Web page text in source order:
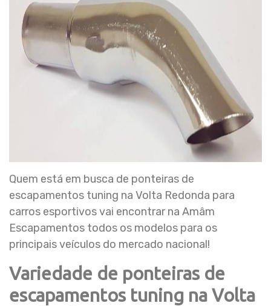
Quem está em busca de ponteiras de
escapamentos tuning na Volta Redonda para
carros esportivos vai encontrar na Amâm
Escapamentos todos os modelos para os
principais veículos do mercado nacional!
Variedade de ponteiras de
escapamentos tuning na Volta